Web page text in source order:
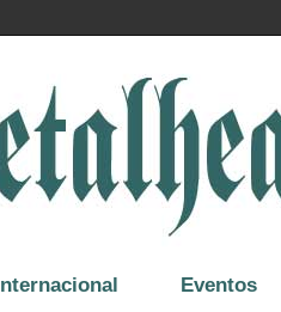
Internacional Eventos